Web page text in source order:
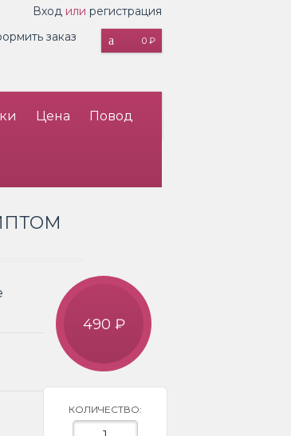
Вход или регистрация
0 ₽
заказ
Цена Повод
490 ₽
КОЛИЧЕСТВО: